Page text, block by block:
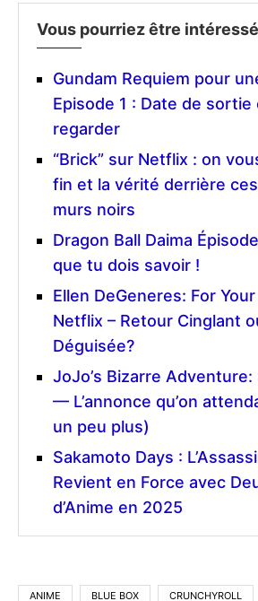
Vous pourriez être
Gundam Requiem pour
Episode 1 : Date de sortie
regarder
“Brick” sur Netflix : on
fin et la vérité derrière
murs noirs
Dragon Ball Daima
que tu dois savoir !
Ellen DeGeneres: For
Netflix – Retour Cinglant
Déguisée?
JoJo’s Bizarre Adventure:
— L’annonce qu’on
un peu plus)
Sakamoto Days :
Revient en Force avec
d’Anime en 2025
ANIME BLUE BOX CRUNCHYROLL